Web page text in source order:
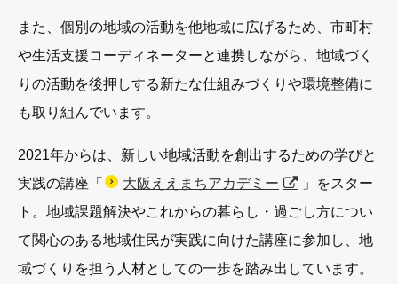
また、個別の地域の活動を他地域に広げるため、市町村
や生活支援コーディネーターと連携しながら、地域づく
りの活動を後押しする新たな仕組みづくりや環境整備に
も取り組んでいます。
2021年からは、新しい地域活動を創出するための学びと
実践の講座「
大阪ええまちアカデミー
」をスター
ト。地域課題解決やこれからの暮らし・過ごし方につい
て関心のある地域住民が実践に向けた講座に参加し、地
域づくりを担う人材としての一歩を踏み出しています。